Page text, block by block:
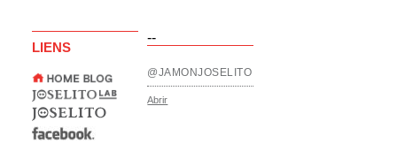
--
LIENS
@JAMONJOSELITO
Abrir